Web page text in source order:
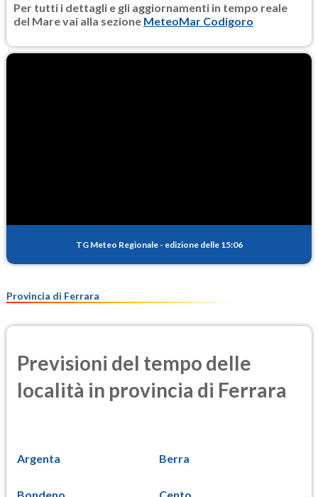
Per tutti i dettagli e gli aggiornamenti in tempo reale
del Mare vai alla sezione MeteoMar Codigoro
TG Meteo Regionale - edizione delle 15:06
Provincia di Ferrara
Previsioni del tempo delle
località in provincia di Ferrara
Argenta Berra